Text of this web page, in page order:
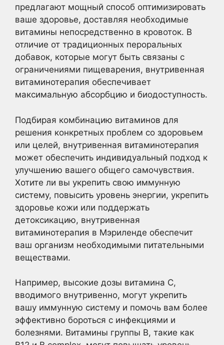
предлагают мощный способ оптимизировать
ваше здоровье, доставляя необходимые
витамины непосредственно в кровоток. В
отличие от традиционных пероральных
добавок, которые могут быть связаны с
ограничениями пищеварения, внутривенная
витаминотерапия обеспечивает
максимальную абсорбцию и биодоступность.
Подбирая комбинацию витаминов для
решения конкретных проблем со здоровьем
или целей, внутривенная витаминотерапия
может обеспечить индивидуальный подход к
улучшению вашего общего самочувствия.
Хотите ли вы укрепить свою иммунную
систему, повысить уровень энергии, укрепить
здоровье кожи или поддержать
детоксикацию, внутривенная
витаминотерапия в Мэриленде обеспечит
ваш организм необходимыми питательными
веществами.
Например, высокие дозы витамина С,
вводимого внутривенно, могут укрепить
вашу иммунную систему и помочь вам более
эффективно бороться с инфекциями и
болезнями. Витамины группы В, такие как